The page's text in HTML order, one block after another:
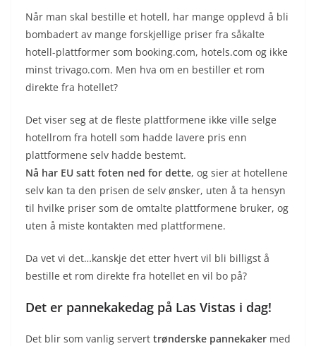
Når man skal bestille et hotell, har mange opplevd å bli
bombadert av mange forskjellige priser fra såkalte
hotell-plattformer som booking.com, hotels.com og ikke
minst trivago.com. Men hva om en bestiller et rom
direkte fra hotellet?
Det viser seg at de fleste plattformene ikke ville selge
hotellrom fra hotell som hadde lavere pris enn
plattformene selv hadde bestemt.
Nå har EU satt foten ned for dette, og sier at hotellene
selv kan ta den prisen de selv ønsker, uten å ta hensyn
til hvilke priser som de omtalte plattformene bruker, og
uten å miste kontakten med plattformene.
Da vet vi det…kanskje det etter hvert vil bli billigst å
bestille et rom direkte fra hotellet en vil bo på?
Det er pannekakedag på Las Vistas i dag!
Det blir som vanlig servert trønderske pannekaker med